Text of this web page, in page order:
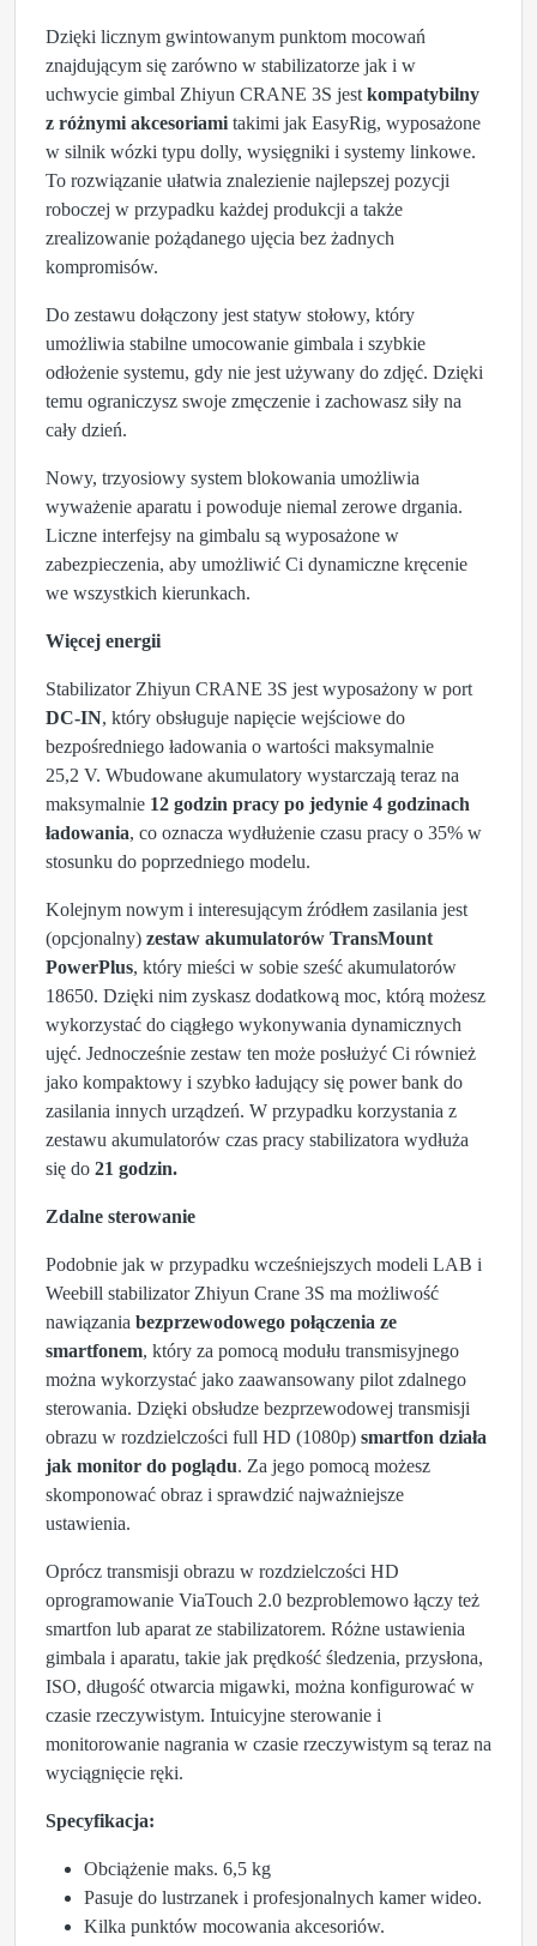
Dzięki licznym gwintowanym punktom mocowań
znajdującym się zarówno w stabilizatorze jak i w
uchwycie gimbal Zhiyun CRANE 3S jest kompatybilny
z różnymi akcesoriami takimi jak EasyRig, wyposażone
w silnik wózki typu dolly, wysięgniki i systemy linkowe.
To rozwiązanie ułatwia znalezienie najlepszej pozycji
roboczej w przypadku każdej produkcji a także
zrealizowanie pożądanego ujęcia bez żadnych
kompromisów.
Do zestawu dołączony jest statyw stołowy, który
umożliwia stabilne umocowanie gimbala i szybkie
odłożenie systemu, gdy nie jest używany do zdjęć. Dzięki
temu ograniczysz swoje zmęczenie i zachowasz siły na
cały dzień.
Nowy, trzyosiowy system blokowania umożliwia
wyważenie aparatu i powoduje niemal zerowe drgania.
Liczne interfejsy na gimbalu są wyposażone w
zabezpieczenia, aby umożliwić Ci dynamiczne kręcenie
we wszystkich kierunkach.
Więcej energii
Stabilizator Zhiyun CRANE 3S jest wyposażony w port
DC-IN, który obsługuje napięcie wejściowe do
bezpośredniego ładowania o wartości maksymalnie
25,2 V. Wbudowane akumulatory wystarczają teraz na
maksymalnie 12 godzin pracy po jedynie 4 godzinach
ładowania, co oznacza wydłużenie czasu pracy o 35% w
stosunku do poprzedniego modelu.
Kolejnym nowym i interesującym źródłem zasilania jest
(opcjonalny) zestaw akumulatorów TransMount
PowerPlus, który mieści w sobie sześć akumulatorów
18650. Dzięki nim zyskasz dodatkową moc, którą możesz
wykorzystać do ciągłego wykonywania dynamicznych
ujęć. Jednocześnie zestaw ten może posłużyć Ci również
jako kompaktowy i szybko ładujący się power bank do
zasilania innych urządzeń. W przypadku korzystania z
zestawu akumulatorów czas pracy stabilizatora wydłuża
się do 21 godzin.
Zdalne sterowanie
Podobnie jak w przypadku wcześniejszych modeli LAB i
Weebill stabilizator Zhiyun Crane 3S ma możliwość
nawiązania bezprzewodowego połączenia ze
smartfonem, który za pomocą modułu transmisyjnego
można wykorzystać jako zaawansowany pilot zdalnego
sterowania. Dzięki obsłudze bezprzewodowej transmisji
obrazu w rozdzielczości full HD (1080p) smartfon działa
jak monitor do poglądu. Za jego pomocą możesz
skomponować obraz i sprawdzić najważniejsze
ustawienia.
Oprócz transmisji obrazu w rozdzielczości HD
oprogramowanie ViaTouch 2.0 bezproblemowo łączy też
smartfon lub aparat ze stabilizatorem. Różne ustawienia
gimbala i aparatu, takie jak prędkość śledzenia, przysłona,
ISO, długość otwarcia migawki, można konfigurować w
czasie rzeczywistym. Intuicyjne sterowanie i
monitorowanie nagrania w czasie rzeczywistym są teraz na
wyciągnięcie ręki.
Specyfikacja:
Obciążenie maks. 6,5 kg
Pasuje do lustrzanek i profesjonalnych kamer wideo.
Kilka punktów mocowania akcesoriów.